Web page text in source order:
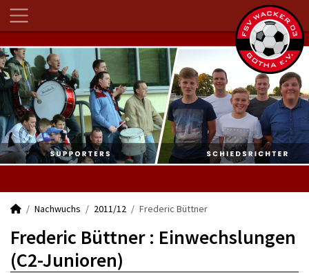
Nachwuchs 2011/12 Frederic Büttner
Frederic Büttner : Einwechslungen
(C2-Junioren)